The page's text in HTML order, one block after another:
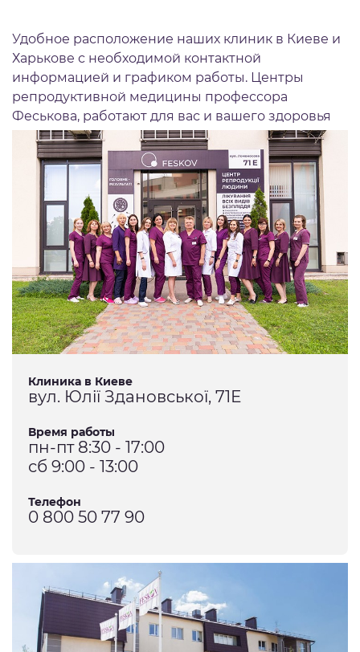
Удобное расположение наших клиник в Киеве и
Харькове с необходимой контактной
информацией и графиком работы. Центры
репродуктивной медицины профессора
Феськова, работают для вас и вашего здоровья
Клиника в Киеве
вул. Юлії Здановської, 71Е
Время работы
пн-пт 8:30 - 17:00
сб 9:00 - 13:00
Телефон
0 800 50 77 90